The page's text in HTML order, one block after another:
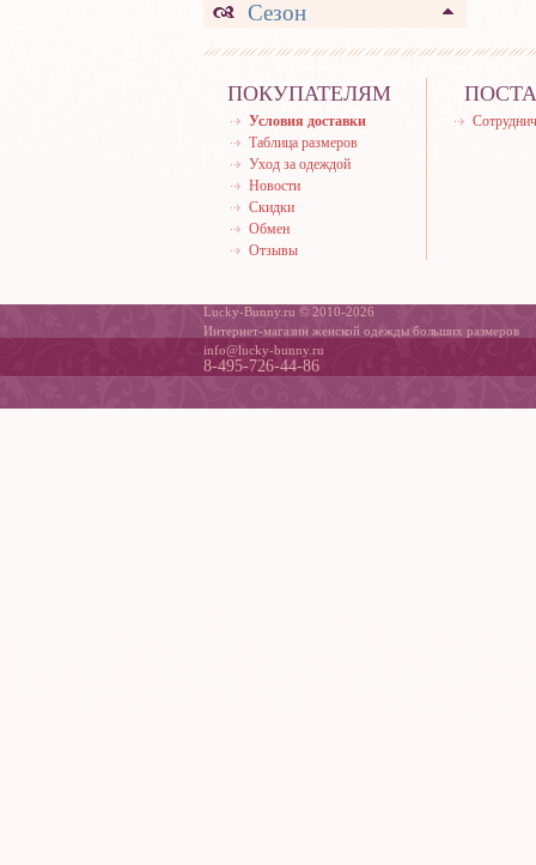
Сезон
ПОКУПАТЕЛЯМ
Условия доставки
Таблица размеров
Уход за одеждой
Новости
Скидки
Обмен
Отзывы
Lucky-Bunny.ru © 2010-2026
Интернет-магазин женской одежды больших размеров
info@lucky-bunny.ru
8-495-726-44-86